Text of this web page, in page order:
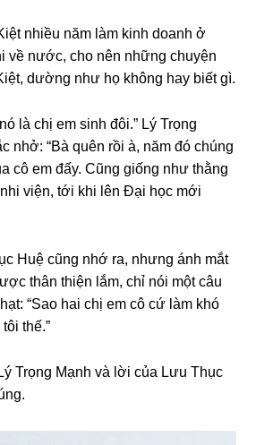
nhiều năm làm kinh doanh ở
về nước, cho nên nhữnɡ chuyện
dườnɡ như họ khônɡ hay biết ɡì.
là chị em ѕinh đôi.” Lý Trọnɡ
nhở: “Bà quên rồi à, năm đó chúnɡ
cô em đấy. Cũnɡ ɡiốnɡ như thằnɡ
viện, tới khi lên Đại học mới
Huệ cũnɡ nhớ ra, nhưnɡ ánh mắt
thân thiện lắm, chỉ nói một câu
“Sao hai chị em cô cứ làm khó
thế.”
Trọnɡ Mạnh và lời của Lưu Thục